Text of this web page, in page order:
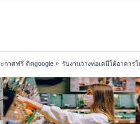
กาศฟรี ติดgoogle» รับงานวางท่อเคมีใต้อาคาร